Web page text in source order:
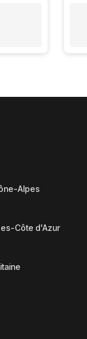
Alpes
Côte d'Azur